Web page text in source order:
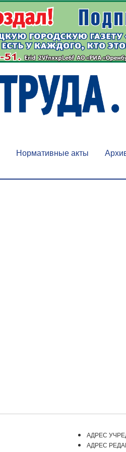
Нормативные акты
АДРЕС
АДРЕС